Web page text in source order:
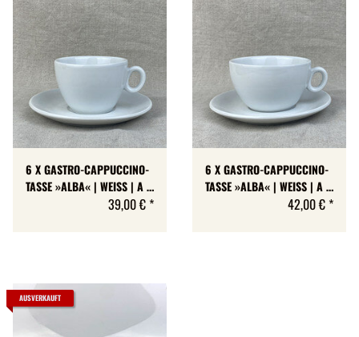
6 X GASTRO-CAPPUCCINO-
TASSE »ALBA« | WEISS | A + B
-WARE | MAX 175 ML39,00 € *
6 X GASTRO-CAPPUCCINO-
TASSE »ALBA« | WEISS | A + B
-WARE | MAX 204 ML42,00 € *
AUSVERKAUFT